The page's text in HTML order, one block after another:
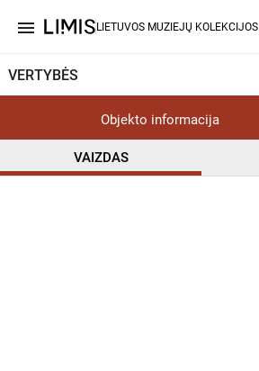
menu LIETUVOS MUZIEJŲ KOLEKCIJOS
VERTYBĖS
Objekto informacija
VAIZDAS